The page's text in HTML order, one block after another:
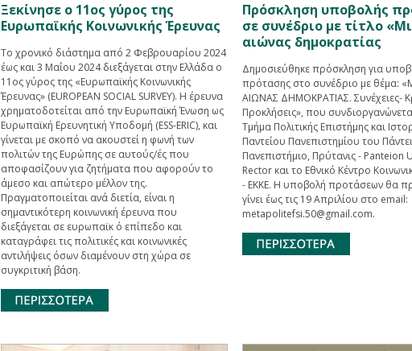
Ξεκίνησε ο 11ος γύρος της
Ευρωπαϊκής Κοινωνικής Έρευνας
Το χρονικό διάστημα από 2 Φεβρουαρίου 2024
έως και 3 Μαΐου 2024 διεξάγεται στην Ελλάδα ο
11ος γύρος της «Ευρωπαϊκής Κοινωνικής
Έρευνας» (ΕUROPEAN SOCIAL SURVEY). Η έρευνα
χρηματοδοτείται από την Ευρωπαϊκή Ένωση ως
Ευρωπαϊκή Ερευνητική Υποδομή (ESS-ERIC), και
γίνεται με σκοπό να ακουστεί η φωνή των
πολιτών της Ευρώπης σε αυτούς/ές που
αποφασίζουν για ζητήματα που αφορούν το
άμεσο και απώτερο μέλλον της.
Πραγματοποιείται ανά διετία, είναι η
σημαντικότερη κοινωνική έρευνα που
διεξάγεται σε ευρωπαϊκ ό επίπεδο και
καταγράφει τις πολιτικές και κοινωνικές
αντιλήψεις όσων διαμένουν στη χώρα σε
συγκριτική βάση.
Πρόσκληση υποβολής
σε συνέδριο με τίτλο
αιώνας δημοκρατίας
Δημοσιεύθηκε πρόσκληση για
πρότασης στο συνέδριο με θέμα:
ΑΙΩΝΑΣ ΔΗΜΟΚΡΑΤΙΑΣ. Συνέχειες-
Προκλήσεις», που
Τμήμα Πολιτικής Επιστήμης και
Παντείου Πανεπιστημίου του
Πανεπιστήμιο, Πρύτανις - Panteion
Rector και το Εθνικό Κέντρο
- ΕΚΚΕ. Η υποβολή προτάσεων θα
γίνει έως τις 19 Απριλίου στο email:
metapolitefsi.50@gmail.com.